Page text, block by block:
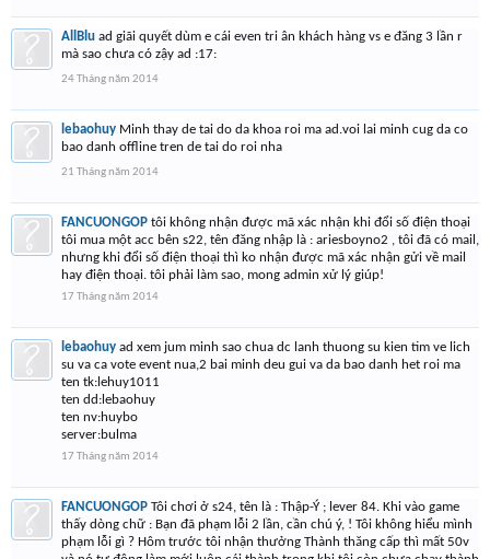
AllBlu ad giãi quyết dùm e cái even tri ân khách hàng vs e đăng 3 lần r
mà sao chưa có zậy ad :17:
24 Tháng năm 2014
lebaohuy Minh thay de tai do da khoa roi ma ad.voi lai minh cug da co
bao danh offline tren de tai do roi nha
21 Tháng năm 2014
FANCUONGOP tôi không nhận được mã xác nhận khi đổi số điện thoại
tôi mua một acc bên s22, tên đăng nhập là : ariesboyno2 , tôi đã có mail,
nhưng khi đổi số điện thoại thì ko nhận được mã xác nhận gửi về mail
hay điện thoại. tôi phải làm sao, mong admin xử lý giúp!
17 Tháng năm 2014
lebaohuy ad xem jum minh sao chua dc lanh thuong su kien tim ve lich
su va ca vote event nua,2 bai minh deu gui va da bao danh het roi ma
ten tk:lehuy1011
ten dd:lebaohuy
ten nv:huybo
server:bulma
17 Tháng năm 2014
FANCUONGOP Tôi chơi ở s24, tên là : Thập-Ý ; lever 84. Khi vào game
thấy dòng chữ : Bạn đã phạm lỗi 2 lần, cần chú ý, ! Tôi không hiểu mình
phạm lỗi gì ? Hôm trước tôi nhận thưởng Thành thăng cấp thì mất 50v